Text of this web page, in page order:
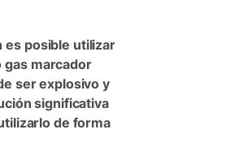
es posible utilizar
gas marcador
ser explosivo y
significativa
de forma